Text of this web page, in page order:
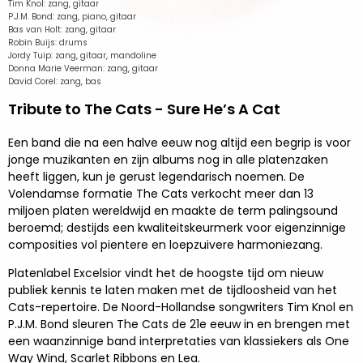
Tim Knol: zang, gitaar
P.J.M. Bond: zang, piano, gitaar
Bas van Holt: zang, gitaar
Robin Buijs: drums
Jordy Tuip: zang, gitaar, mandoline
Donna Marie Veerman: zang, gitaar
David Corel: zang, bas
Tribute to The Cats - Sure He’s A Cat
Een band die na een halve eeuw nog altijd een begrip is voor
jonge muzikanten en zijn albums nog in alle platenzaken
heeft liggen, kun je gerust legendarisch noemen. De
Volendamse formatie The Cats verkocht meer dan 13
miljoen platen wereldwijd en maakte de term palingsound
beroemd; destijds een kwaliteitskeurmerk voor eigenzinnige
composities vol pientere en loepzuivere harmoniezang.
Platenlabel Excelsior vindt het de hoogste tijd om nieuw
publiek kennis te laten maken met de tijdloosheid van het
Cats-repertoire. De Noord-Hollandse songwriters Tim Knol en
P.J.M. Bond sleuren The Cats de 21e eeuw in en brengen met
een waanzinnige band interpretaties van klassiekers als One
Way Wind, Scarlet Ribbons en Lea.